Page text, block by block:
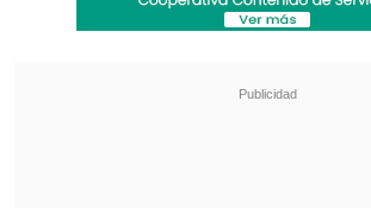
deslenguadas el operativo de